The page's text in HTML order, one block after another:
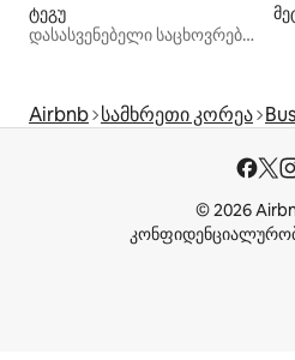
ტეგუ
დასასვენებელი საცხოვრებლები
Airbnb სამხრეთი კორეა
© 2026